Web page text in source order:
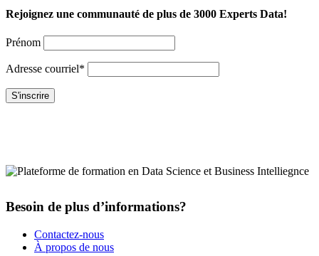
Rejoignez une communauté de plus de 3000 Experts Data!
Prénom
Adresse courriel*
Besoin de plus d’informations?
Contactez-nous
À propos de nous